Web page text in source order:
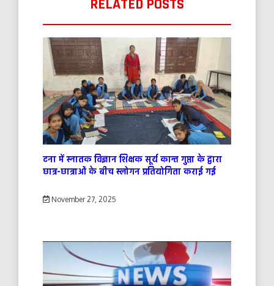
RELATED POSTS
टना में स्नातक विज्ञान शिक्षक सूर्य कान्त गुप्ता के द्वारा
छात्र-छात्राओं के बीच स्लोगन प्रतियोगिता कराई गई
November 27, 2025